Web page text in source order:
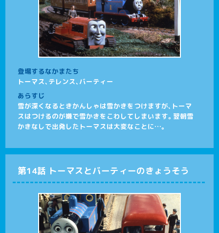
登場するなかまたち
トーマス、テレンス、バーティー
あらすじ
雪が深くなるときかんしゃは雪かきをつけますが、トーマ
スはつけるのが嫌で雪かきをこわしてしまいます。翌朝雪
かきなしで出発したトーマスは大変なことに…。
第14話 トーマスとバーティーのきょうそう